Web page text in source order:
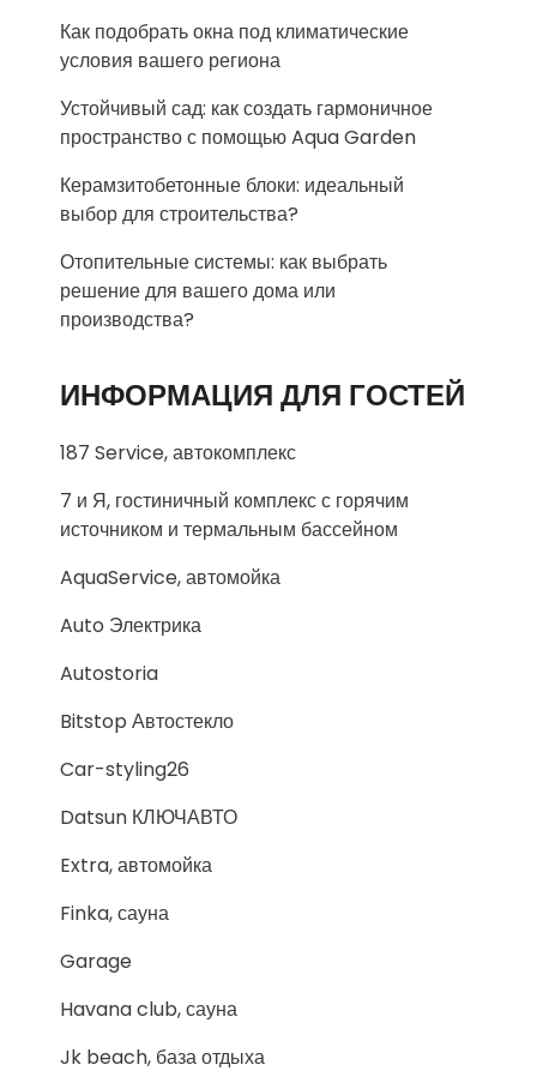
Как подобрать окна под климатические
условия вашего региона
Устойчивый сад: как создать гармоничное
пространство с помощью Aqua Garden
Керамзитобетонные блоки: идеальный
выбор для строительства?
Отопительные системы: как выбрать
решение для вашего дома или
производства?
ИНФОРМАЦИЯ ДЛЯ ГОСТЕЙ
187 Service, автокомплекс
7 и Я, гостиничный комплекс с горячим
источником и термальным бассейном
AquaService, автомойка
Auto Электрика
Autostoria
Bitstop Автостекло
Car-styling26
Datsun КЛЮЧАВТО
Extra, автомойка
Finka, сауна
Garage
Havana club, сауна
Jk beach, база отдыха